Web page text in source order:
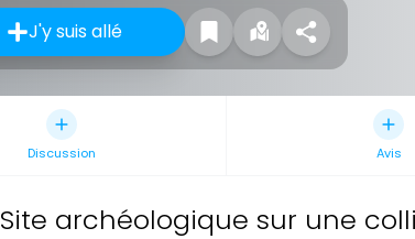
J'y suis allé
Discussion Avis
Site archéologique sur une